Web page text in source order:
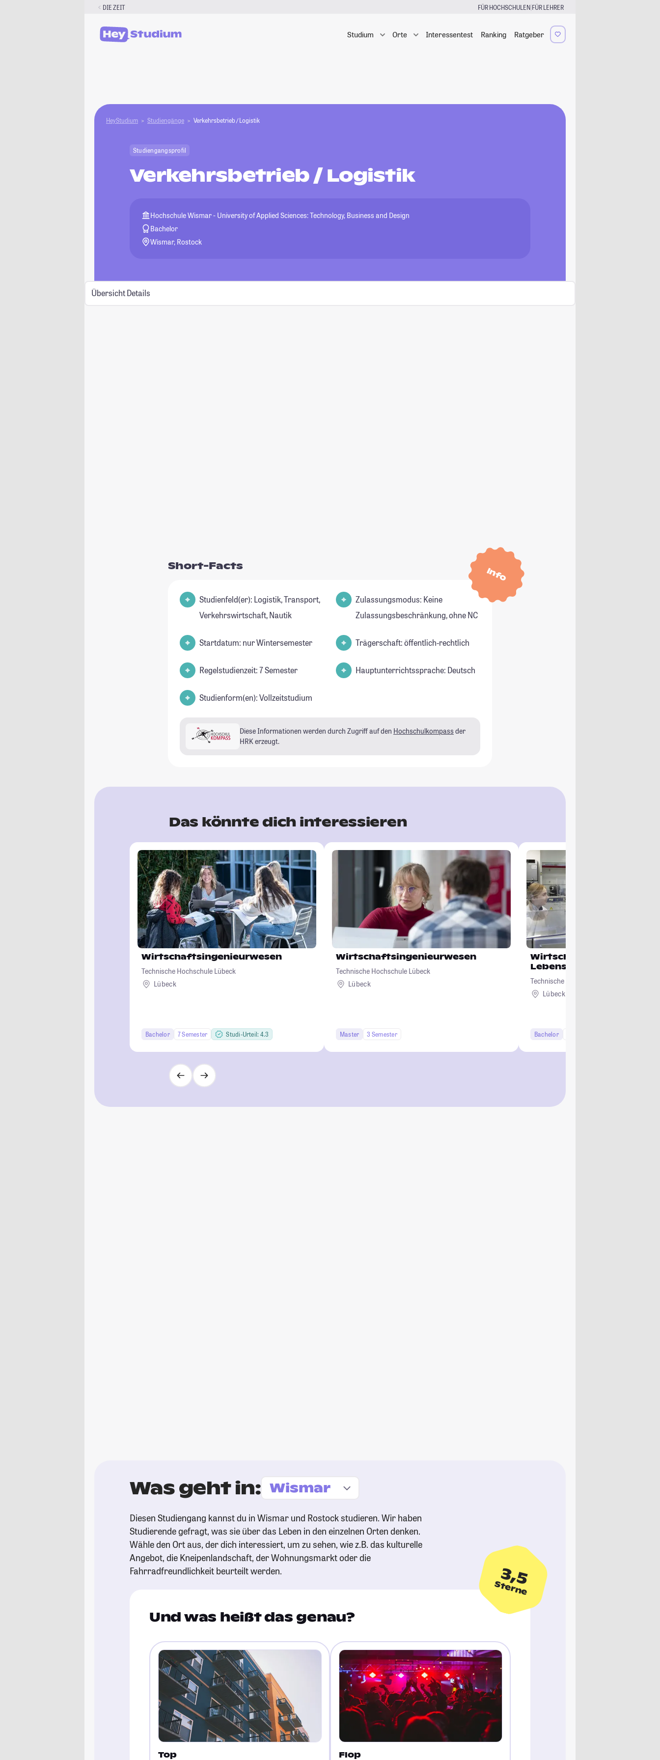
DIE ZEIT FÜR HOCHSCHULEN|FÜR LEHRER
Studium Orte Interessentest Ranking Ratgeber
HeyStudium Studiengänge Verkehrsbetrieb / Logistik
Studiengangsprofil
Verkehrsbetrieb / Logistik
Hochschule Wismar - University of Applied Sciences: Technology, Business and Design
Bachelor
Wismar, Rostock
Übersicht Details
Info
Short-Facts
Studienfeld(er): Logistik, Transport,
Verkehrswirtschaft, Nautik
Startdatum: nur Wintersemester
Regelstudienzeit: 7 Semester
Studienform(en): Vollzeitstudium
Zulassungsmodus: Keine
Zulassungsbeschränkung, ohne NC
Trägerschaft: öffentlich-rechtlich
Hauptunterrichtssprache: Deutsch
Diese Informationen werden durch Zugriff auf den Hochschulkompass der
HRK erzeugt.
Das könnte dich interessieren
Wirtschaftsingenieurwesen
Technische Hochschule Lübeck
Lübeck
Bachelor 7 Semester Studi-Urteil: 4.3
Wirtschaftsingenieurwesen
Technische Hochschule Lübeck
Lübeck
Master 3 Semester
Lebensmittelindustrie
Technische Hochschule Lübeck
Lübeck
Bachelor
Was geht in:
Diesen Studiengang kannst du in Wismar und Rostock studieren. Wir haben
Studierende gefragt, was sie über das Leben in den einzelnen Orten denken.
Wähle den Ort aus, der dich interessiert, um zu sehen, wie z.B. das kulturelle
Angebot, die Kneipenlandschaft, der Wohnungsmarkt oder die
Fahrradfreundlichkeit beurteilt werden.
3,5
Sterne
Und was heißt das genau?
Top Flop